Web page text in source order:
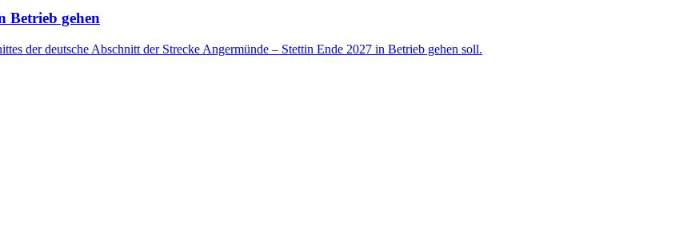
Betrieb gehen
der deutsche Abschnitt der Strecke Angermünde – Stettin Ende 2027 in Betrieb gehen soll.